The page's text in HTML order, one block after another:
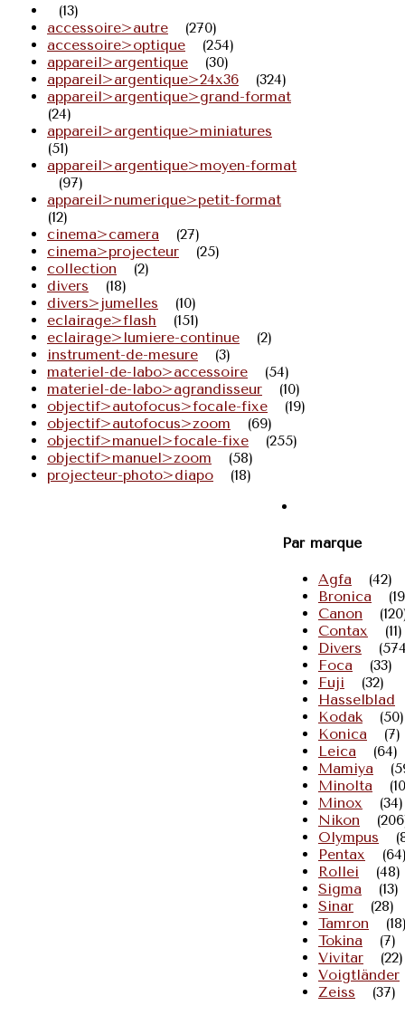
(13)
accessoire>autre
(270)
accessoire>optique
(254)
appareil>argentique
(30)
appareil>argentique>24x36
(324)
appareil>argentique>grand-format
(24)
appareil>argentique>miniatures
(51)
appareil>argentique>moyen-format
(97)
appareil>numerique>petit-format
(12)
cinema>camera
(27)
cinema>projecteur
(25)
collection
(2)
divers
(18)
divers>jumelles
(10)
eclairage>flash
(151)
eclairage>lumiere-continue
(2)
instrument-de-mesure
(3)
materiel-de-labo>accessoire
(54)
materiel-de-labo>agrandisseur
(10)
objectif>autofocus>focale-fixe
(19)
objectif>autofocus>zoom
(69)
objectif>manuel>focale-fixe
(255)
objectif>manuel>zoom
(58)
projecteur-photo>diapo
(18)
Par marque
Agfa
(42)
Bronica
Canon
Contax
(11)
Divers
Foca
(33)
Fuji
(32)
Hasselblad
Kodak
(50)
Konica
(7)
Leica
(64)
Mamiya
Minolta
Minox
(34)
Nikon
Olympus
Pentax
Rollei
(48)
Sigma
(13)
Sinar
(28)
Tamron
Tokina
(7)
Vivitar
(22)
Voigtländer
Zeiss
(37)